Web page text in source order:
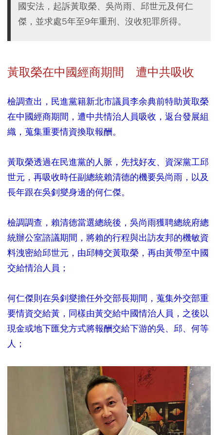
國安法，起訴黃取榮、吳尚雨、邱世元及何仁
傑，並求處5年至9年重刑、沒收犯罪所得。
黃取榮在中國經商期間 遭中共吸收
檢調查出，民進黨籍新北市議員李余典前特助黃取榮
在中國經商期間，遭中共情治人員吸收，返台發展組
織，蒐集重要情資換取報酬。
黃取榮透過在民進黨的人脈，先找好友、資深黨工邱
世元，再吸收時任副總統賴清德的機要吳尚雨，以及
長年跟在吳釗燮身邊的何仁傑。
檢調調查，賴清德當選總統後，吳尚雨獲聘總統府總
統辦公室諮議期間，將賴的行程與出訪友邦的機敏資
料洩密給邱世元，由邱轉交黃取榮，再由黃帶至中國
交給情治人員；
何仁傑則在吳釗燮擔任外交部長期間，蒐集外交部重
要情資交給黃，同樣由黃交給中國情治人員，之後以
現金或地下匯兌方式將報酬交給下游的吳、邱、何等
人；